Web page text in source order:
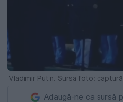
Vladimir Putin. Sursa foto:
Adaugă-ne ca sursă